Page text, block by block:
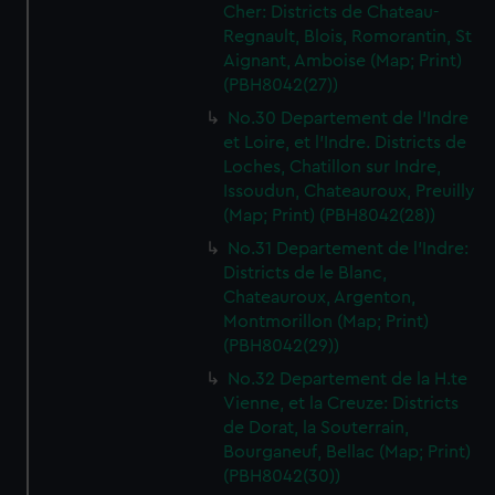
Cher: Districts de Chateau-
Regnault, Blois, Romorantin, St
Aignant, Amboise (Map; Print)
(PBH8042(27))
No.30 Departement de l'Indre
et Loire, et l'Indre. Districts de
Loches, Chatillon sur Indre,
Issoudun, Chateauroux, Preuilly
(Map; Print) (PBH8042(28))
No.31 Departement de l'Indre:
Districts de le Blanc,
Chateauroux, Argenton,
Montmorillon (Map; Print)
(PBH8042(29))
No.32 Departement de la H.te
Vienne, et la Creuze: Districts
de Dorat, la Souterrain,
Bourganeuf, Bellac (Map; Print)
(PBH8042(30))